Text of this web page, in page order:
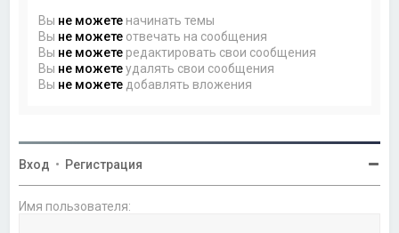
Вы не можете начинать темы
Вы не можете отвечать на сообщения
Вы не можете редактировать свои сообщения
Вы не можетеудалять свои сообщения
Вы не можете добавлять вложения
Вход • Регистрация
Имя пользователя: